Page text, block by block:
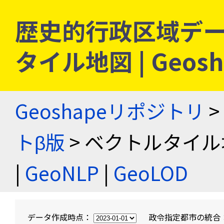
歴史的行政区域デ
タイル地図 |
Geoshapeリポジトリ >
トβ版 > ベクトルタイ
| GeoNLP | GeoLOD
データ作成時点： 政令指定都市の統